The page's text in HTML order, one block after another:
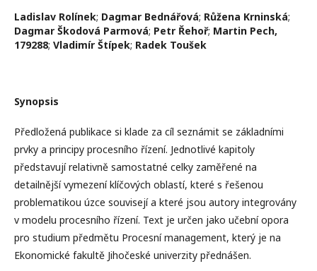
Ladislav Rolínek; Dagmar Bednářová; Růžena Krninská;
Dagmar Škodová Parmová; Petr Řehoř; Martin Pech,
179288; Vladimír Štípek; Radek Toušek
Synopsis
Předložená publikace si klade za cíl seznámit se základními
prvky a principy procesního řízení. Jednotlivé kapitoly
představují relativně samostatné celky zaměřené na
detailnější vymezení klíčových oblastí, které s řešenou
problematikou úzce souvisejí a které jsou autory integrovány
v modelu procesního řízení. Text je určen jako učební opora
pro studium předmětu Procesní management, který je na
Ekonomické fakultě Jihočeské univerzity přednášen.